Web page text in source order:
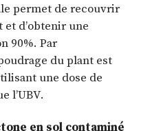
permet de recouvrir
d’obtenir une
90%. Par
du plant est
une dose de
l’UBV.
en sol contaminé